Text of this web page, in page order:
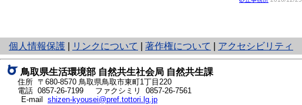
個人情報保護
と
り
ネ
ッ
ト
へ
リンクについて 著作権について アクセシビリティ
鳥取県生活環境部 自然共生社会局 自然共生課
住所 〒680-8570 鳥取県鳥取市東町1丁目220
電話 0857-26-7199
ファクシミリ 0857-26-7561
E-mail shizen-kyousei@pref.tottori.lg.jp